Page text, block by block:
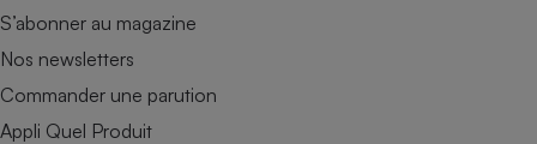
S’abonner au magazine
Nos newsletters
Commander une parution
Appli Quel Produit